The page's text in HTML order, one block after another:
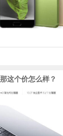
这个价怎么样？